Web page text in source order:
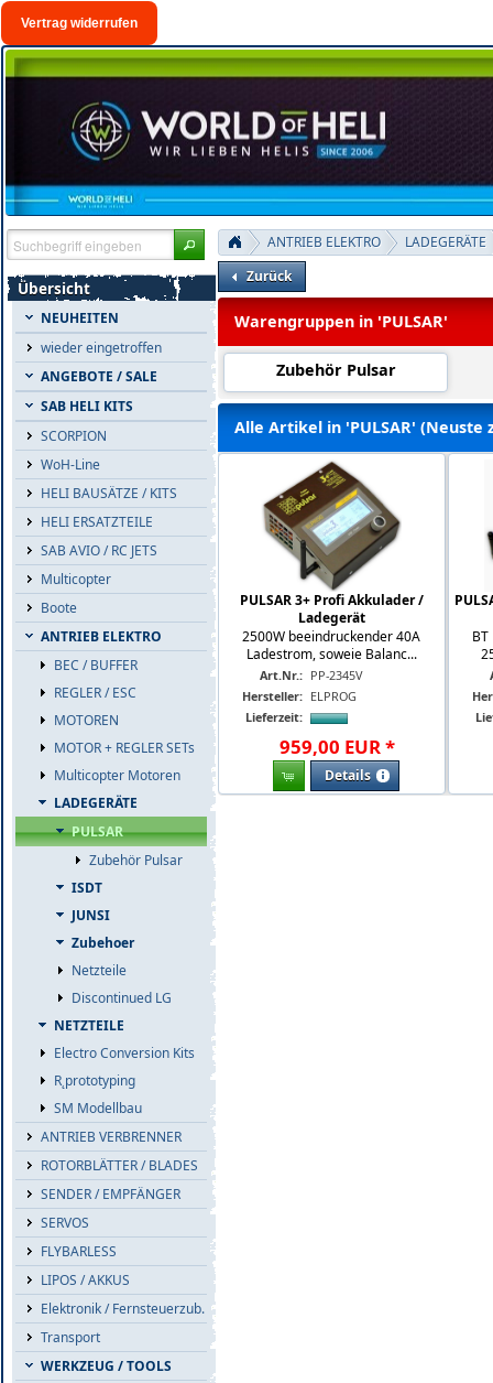
Vertrag widerrufen
Übersicht
NEUHEITEN
wieder eingetroffen
ANGEBOTE / SALE
SAB HELI KITS
SCORPION
WoH-Line
HELI BAUSÄTZE / KITS
HELI ERSATZTEILE
SAB AVIO / RC JETS
Multicopter
Boote
ANTRIEB ELEKTRO
BEC / BUFFER
REGLER / ESC
MOTOREN
MOTOR + REGLER SETs
Multicopter Motoren
LADEGERÄTE
PULSAR
Zubehör Pulsar
ISDT
JUNSI
Zubehoer
Netzteile
Discontinued LG
NETZTEILE
Electro Conversion Kits
R˛prototyping
SM Modellbau
ANTRIEB VERBRENNER
ROTORBLÄTTER / BLADES
SENDER / EMPFÄNGER
SERVOS
FLYBARLESS
LIPOS / AKKUS
Elektronik / Fernsteuerzub.
Transport
WERKZEUG / TOOLS
ANTRIEB ELEKTRO
LADEGERÄTE
Zurück
Warengruppen in 'PULSAR'
Zubehör Pulsar
Alle Artikel in 'PULSAR' (Neuste
PULSAR 3+ Profi Akkulader /
Ladegerät
2500W beeindruckender 40A
Ladestrom, soweie Balanc...
Art.Nr.: PP-2345V
Hersteller: ELPROG
Lieferzeit:
959,00 EUR*
Details